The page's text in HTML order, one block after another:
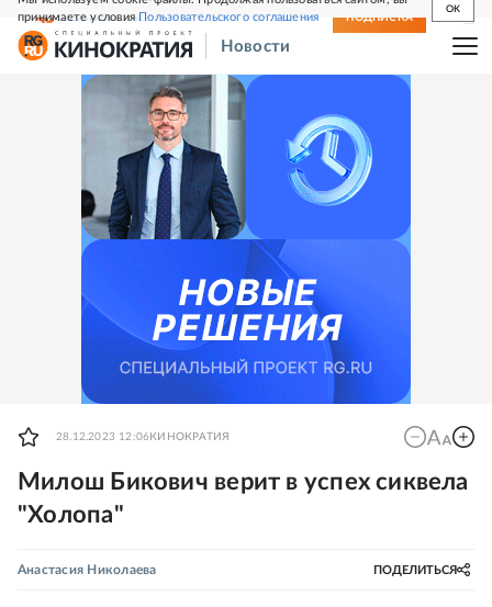
принимаете условияПользовательского соглашения
OK
СВЕЖИЙ НОМЕР ПОДПИСКА
Новости
28.12.2023 12:06 КИНОКРАТИЯ
Милош Бикович верит в успех сиквела
"Холопа"
Анастасия Николаева ПОДЕЛИТЬСЯ